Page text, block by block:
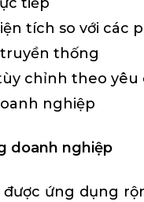
tích so với các
thống
chỉnh theo yêu
nghiệp
doanh nghiệp
được ứng dụng